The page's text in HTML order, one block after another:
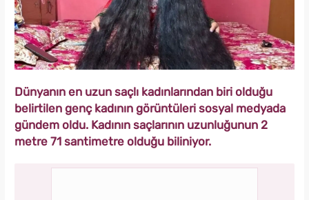
Dünyanın en uzun saçlı kadınlarından biri olduğu
belirtilen genç kadının görüntüleri sosyal medyada
gündem oldu. Kadının saçlarının uzunluğunun 2
metre 71 santimetre olduğu biliniyor.